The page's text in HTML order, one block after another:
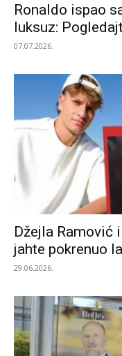
Ronaldo ispao
luksuz:
07.07.2026.
Džejla Ramović
jahte pokrenuo
29.06.2026.